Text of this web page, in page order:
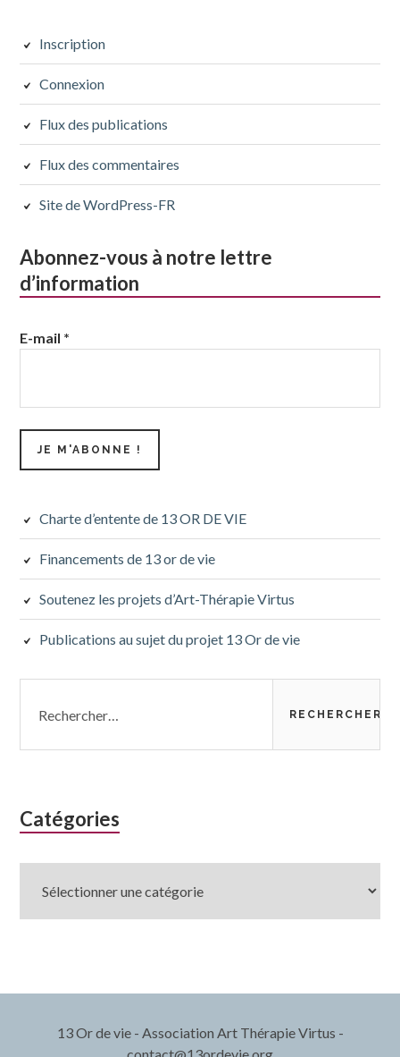
Inscription
Connexion
Flux des publications
Flux des commentaires
Site de WordPress-FR
Abonnez-vous à notre lettre
d’information
E-mail *
Charte d’entente de 13 OR DE VIE
Financements de 13 or de vie
Soutenez les projets d’Art-Thérapie Virtus
Publications au sujet du projet 13 Or de vie
Catégories
13 Or de vie - Association Art Thérapie Virtus -